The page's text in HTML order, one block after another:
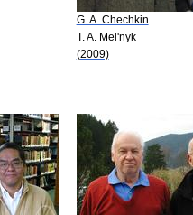
G. A. Chechkin
T. A. Mel'nyk
(2009)